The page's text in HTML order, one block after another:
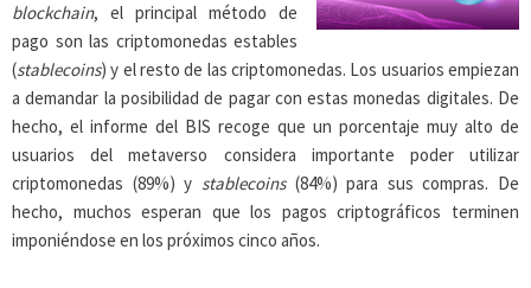
blockchain, el principal método de
pago son las criptomonedas estables
(stablecoins) y el resto de las criptomonedas. Los usuarios empiezan
a demandar la posibilidad de pagar con estas monedas digitales. De
hecho, el informe del BIS recoge que un porcentaje muy alto de
usuarios del metaverso considera importante poder utilizar
criptomonedas (89%) y stablecoins(84%) para sus compras. De
hecho, muchos esperan que los pagos criptográficos terminen
imponiéndose en los próximos cinco años.